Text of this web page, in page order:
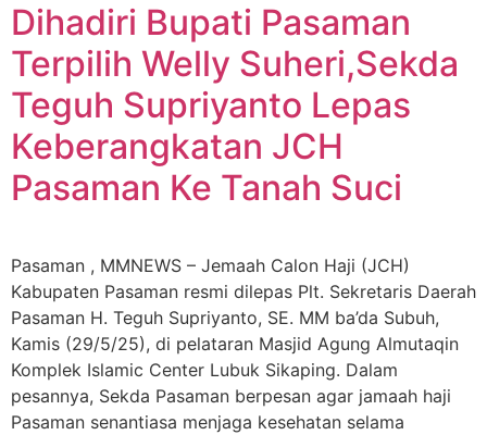
Dihadiri Bupati Pasaman
Terpilih Welly Suheri,Sekda
Teguh Supriyanto Lepas
Keberangkatan JCH
Pasaman Ke Tanah Suci
Pasaman , MMNEWS – Jemaah Calon Haji (JCH)
Kabupaten Pasaman resmi dilepas Plt. Sekretaris Daerah
Pasaman H. Teguh Supriyanto, SE. MM ba’da Subuh,
Kamis (29/5/25), di pelataran Masjid Agung Almutaqin
Komplek Islamic Center Lubuk Sikaping. Dalam
pesannya, Sekda Pasaman berpesan agar jamaah haji
Pasaman senantiasa menjaga kesehatan selama